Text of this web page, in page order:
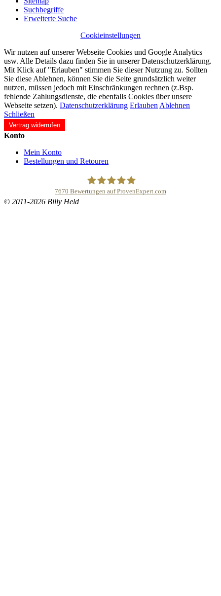
Suchbegriffe
Erweiterte Suche
Cookieinstellungen
Wir nutzen auf unserer Webseite Cookies und Google Analytics
usw. Alle Details dazu finden Sie in unserer Datenschutzerklärung.
Mit Klick auf "Erlauben" stimmen Sie dieser Nutzung zu. Sollten
Sie diese Ablehnen, können Sie die Seite grundsätzlich weiter
nutzen, müssen jedoch mit Einschränkungen rechnen (z.Bsp.
fehlende Zahlungsdienste, die ebenfalls Cookies über unsere
Webseite setzen). Datenschutzerklärung Erlauben Ablehnen
Schließen
Vertrag widerrufen
Konto
Mein Konto
Bestellungen und Retouren
7670 Bewertungen auf ProvenExpert.com
© 2011-2026 Billy Held